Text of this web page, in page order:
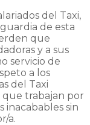
del Taxi,
de esta
que
y a sus
servicio de
a los
del Taxi
que trabajan por
inacabables sin
a.